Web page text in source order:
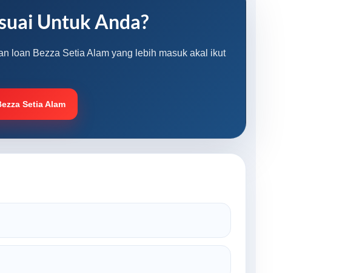
Untuk Anda?
loan Bezza Setia Alam yang lebih masuk akal ikut
Setia Alam